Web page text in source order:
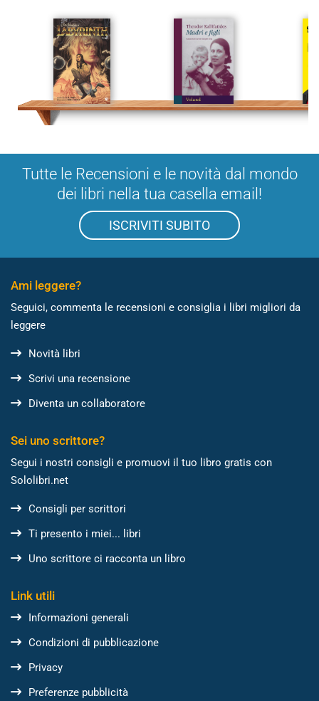
Tutte le Recensioni e le novità dal mondo
dei libri nella tua casella email!
ISCRIVITI SUBITO
Ami leggere?
Seguici, commenta le recensioni e consiglia i libri migliori da
leggere
Novità libri
Scrivi una recensione
Diventa un collaboratore
Sei uno scrittore?
Segui i nostri consigli e promuovi il tuo libro gratis con
Sololibri.net
Consigli per scrittori
Ti presento i miei... libri
Uno scrittore ci racconta un libro
Link utili
Informazioni generali
Condizioni di pubblicazione
Privacy
Preferenze pubblicità